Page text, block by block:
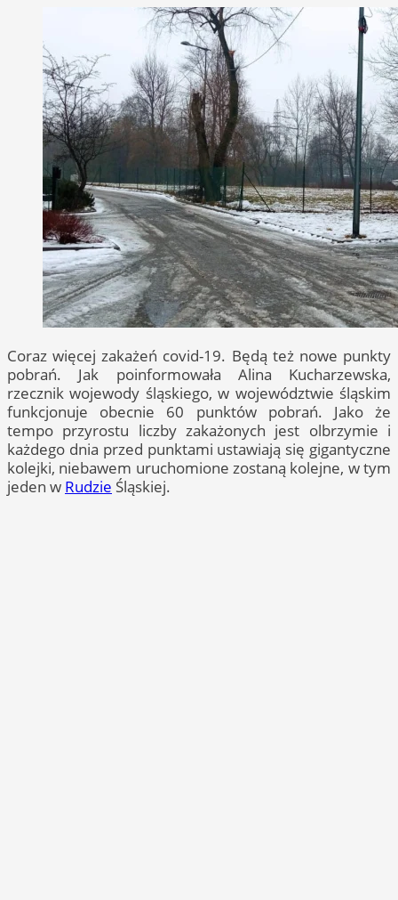
Coraz więcej zakażeń covid-19. Będą też nowe punkty
pobrań. Jak poinformowała Alina Kucharzewska,
rzecznik wojewody śląskiego, w województwie śląskim
funkcjonuje obecnie 60 punktów pobrań. Jako że
tempo przyrostu liczby zakażonych jest olbrzymie i
każdego dnia przed punktami ustawiają się gigantyczne
kolejki, niebawem uruchomione zostaną kolejne, w tym
jeden w Rudzie Śląskiej.